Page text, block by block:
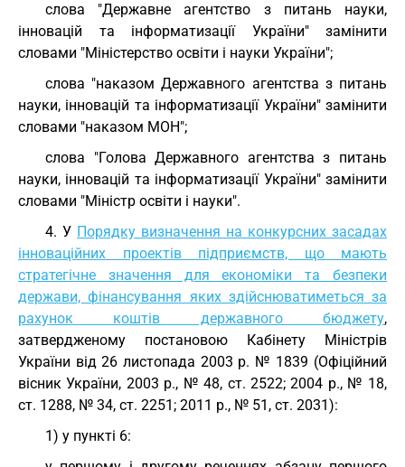
слова "Державне агентство з питань науки,
інновацій та інформатизації України" замінити
словами "Міністерство освіти і науки України";
слова "наказом Державного агентства з питань
науки, інновацій та інформатизації України" замінити
словами "наказом МОН";
слова "Голова Державного агентства з питань
науки, інновацій та інформатизації України" замінити
словами "Міністр освіти і науки".
4. У Порядку визначення на конкурсних засадах
інноваційних проектів підприємств, що мають
стратегічне значення для економіки та безпеки
держави, фінансування яких здійснюватиметься за
рахунок коштів державного бюджету,
затвердженому постановою Кабінету Міністрів
України від 26 листопада 2003 р. № 1839 (Офіційний
вісник України, 2003 р., № 48, ст. 2522; 2004 р., № 18,
ст. 1288, № 34, ст. 2251; 2011 р., № 51, ст. 2031):
1) у пункті 6: